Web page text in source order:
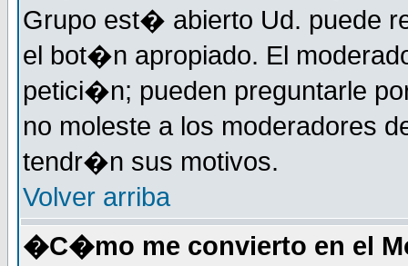
Grupo est� abierto Ud. puede
el bot�n apropiado. El
petici�n; pueden preguntarle
no moleste a los moderadores
tendr�n sus motivos.
Volver arriba
�C�mo me convierto en el